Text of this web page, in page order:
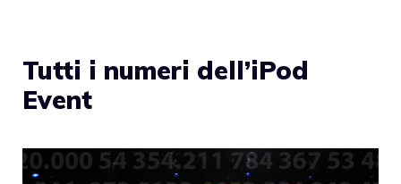
Tutti i numeri dell’iPod
Event